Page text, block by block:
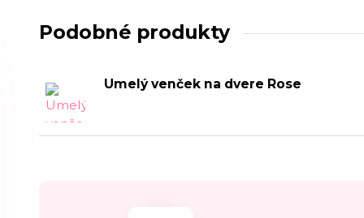
Podobné produkty
Umelý venček na dvere Rose